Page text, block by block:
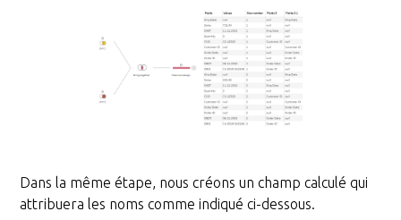
Dans la même étape, nous créons un champ calculé qui
attribuera les noms comme indiqué ci-dessous.